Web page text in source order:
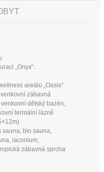
„Onyx“.
areálu „Oasis“
zábavná
dětský bazén,
termální lázně
sauna, bio sauna,
laconium,
zábavná sprcha